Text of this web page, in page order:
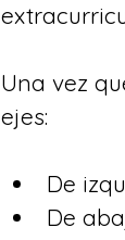
Una vez
ejes:
De
De